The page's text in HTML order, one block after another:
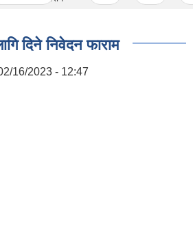
दिने निवेदन फाराम
16/2023 - 12:47